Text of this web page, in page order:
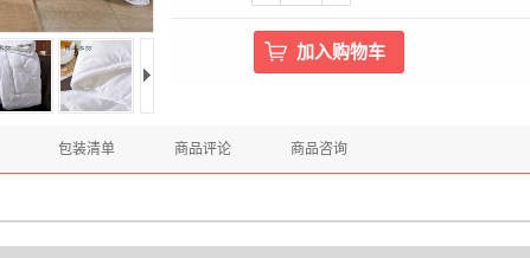
包装清单 商品评论 商品咨询